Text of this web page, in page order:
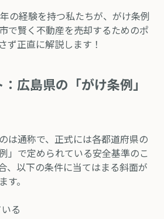
の経験を持つ私たちが、がけ条例
で賢く不動産を売却するためのポ
ず正直に解説します！
広島県の「がけ条例」
は通称で、正式には各都道府県の
」で定められている安全基準のこ
、以下の条件に当てはまる斜面が
す。
る